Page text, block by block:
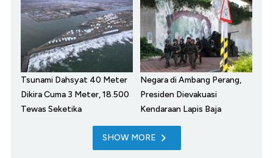
Tsunami Dahsyat 40 Meter
Dikira Cuma 3 Meter, 18.500
Tewas Seketika
Negara di Ambang Perang,
Presiden Dievakuasi
Kendaraan Lapis Baja
SHOW MORE